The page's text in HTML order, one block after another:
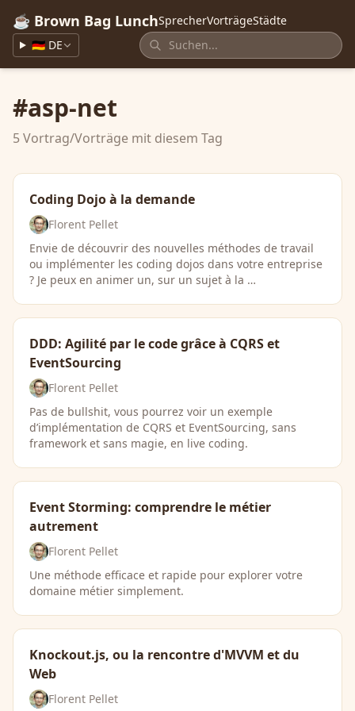
☕ Brown Bag LunchSprecherVorträgeStädte
🇩🇪 DE
#asp-net
5 Vortrag/Vorträge mit diesem Tag
Coding Dojo à la demande
Florent Pellet
Envie de découvrir des nouvelles méthodes de travail
ou implémenter les coding dojos dans votre entreprise
? Je peux en animer un, sur un sujet à la …
DDD: Agilité par le code grâce à CQRS et
EventSourcing
Florent Pellet
Pas de bullshit, vous pourrez voir un exemple
d’implémentation de CQRS et EventSourcing, sans
framework et sans magie, en live coding.
Event Storming: comprendre le métier
autrement
Florent Pellet
Une méthode efficace et rapide pour explorer votre
domaine métier simplement.
Knockout.js, ou la rencontre d'MVVM et du
Web
Florent Pellet